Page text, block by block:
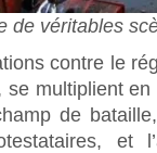
de véritables
contre le
se multiplient
de
et